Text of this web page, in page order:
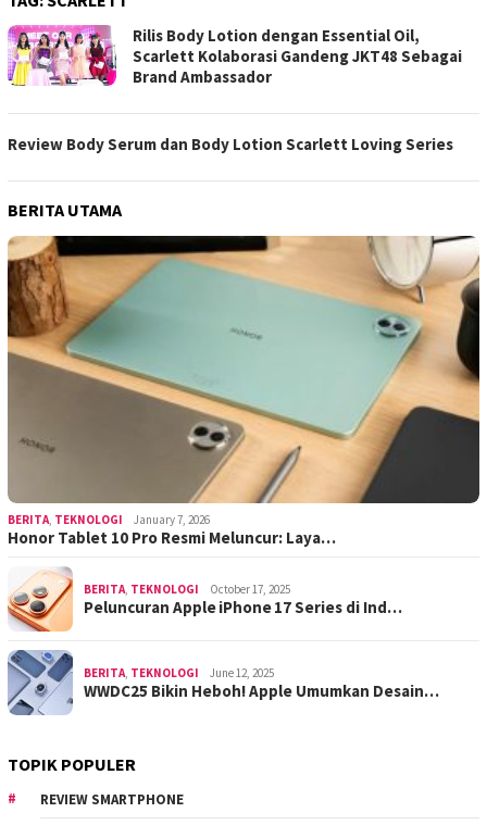
Rilis Body Lotion dengan Essential Oil,
Scarlett Kolaborasi Gandeng JKT48 Sebagai
Brand Ambassador
Review Body Serum dan Body Lotion Scarlett Loving Series
BERITA UTAMA
BERITA TEKNOLOGI January 7, 2026
Honor Tablet 10 Pro Resmi Meluncur: Laya…
BERITA TEKNOLOGI October 17, 2025
Peluncuran Apple iPhone 17 Series di Ind…
BERITA TEKNOLOGI June 12, 2025
WWDC25 Bikin Heboh! Apple Umumkan Desain…
TOPIK POPULER
REVIEW SMARTPHONE